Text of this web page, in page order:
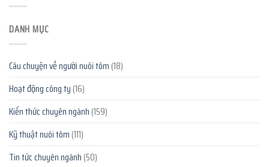
DANH MỤC
Câu chuyện về người nuôi tôm (18)
Hoạt động công ty (16)
Kiến thức chuyên ngành (159)
Kỹ thuật nuôi tôm (111)
Tin tức chuyên ngành (50)